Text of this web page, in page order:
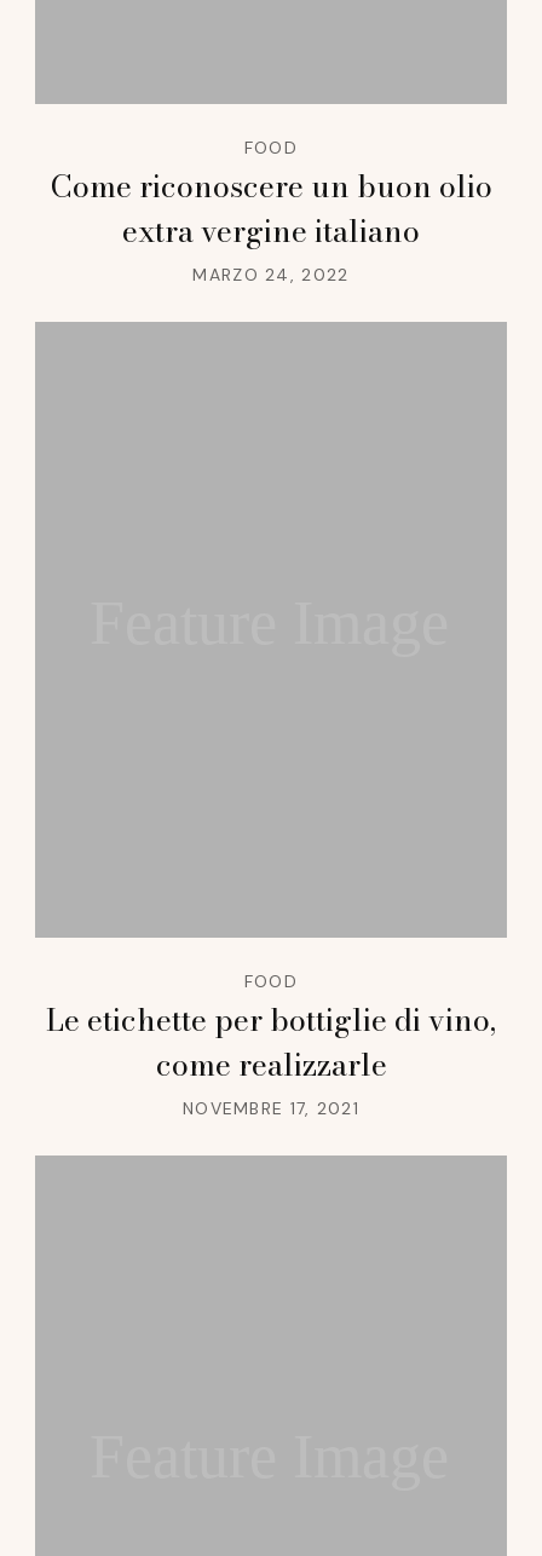
FOOD
Come riconoscere un buon olio
extra vergine italiano
MARZO 24, 2022
FOOD
Le etichette per bottiglie di vino,
come realizzarle
NOVEMBRE 17, 2021